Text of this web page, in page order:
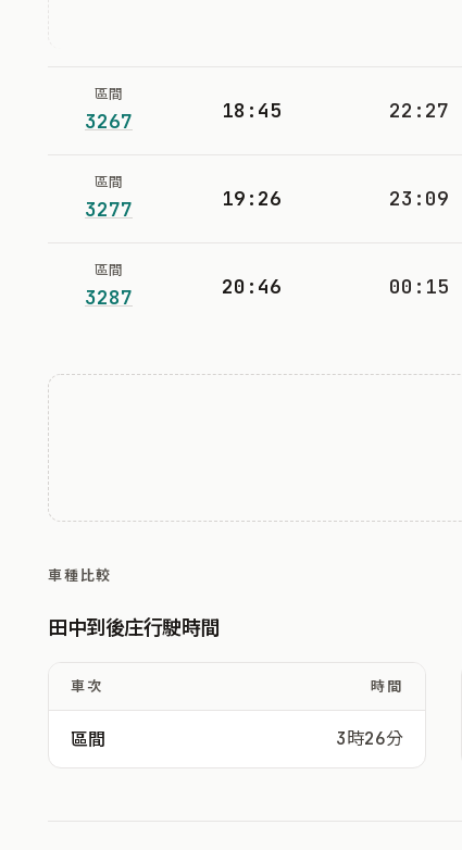
區間
3267 18:45 22:27
區間
3277 19:26 23:09
區間
3287 20:46 00:15
車種比較
田中到後庄行駛時間
車次 時間
區間 3時26分